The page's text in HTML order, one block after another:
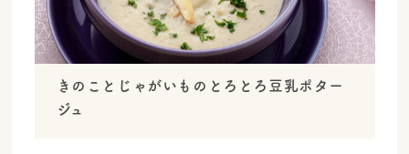
きのことじゃがいものとろとろ豆乳ポター
ジュ